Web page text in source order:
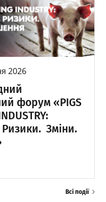
2026
форум «PIGS
Зміни.
Всі події